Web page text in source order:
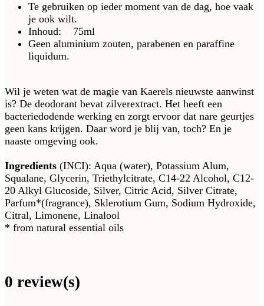
Te gebruiken op ieder moment van de dag, hoe vaak
je ook wilt.
Inhoud: 75ml
Geen aluminium zouten, parabenen en paraffine
liquidum.
Wil je weten wat de magie van Kaerels nieuwste aanwinst
is? De deodorant bevat zilverextract. Het heeft een
bacteriedodende werking en zorgt ervoor dat nare geurtjes
geen kans krijgen. Daar word je blij van, toch? En je
naaste omgeving ook.
Ingredients (INCI): Aqua (water), Potassium Alum,
Squalane, Glycerin, Triethylcitrate, C14-22 Alcohol, C12-
20 Alkyl Glucoside, Silver, Citric Acid, Silver Citrate,
Parfum*(fragrance), Sklerotium Gum, Sodium Hydroxide,
Citral, Limonene, Linalool
* from natural essential oils
0 review(s)